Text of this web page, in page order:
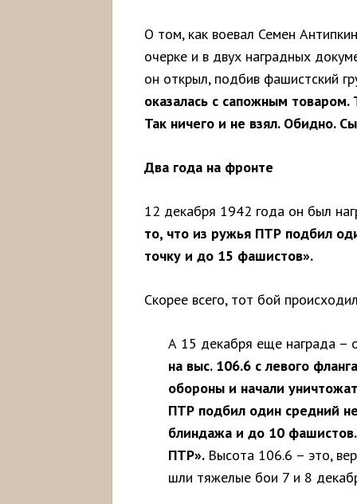
О том, как воевал Семен
очерке и в двух наградных
он открыл, подбив фашистский
оказалась с сапожным
Так ничего и не взял. Обидно.
Два года на фронте
12 декабря 1942 года он был
то, что из ружья ПТР подбил
точку и до 15 фашистов».
Скорее всего, тот бой
А 15 декабря еще награда –
на выс. 106.6 с левого
обороны и начали
ПТР подбил один средний
блиндажа и до 10
ПТР». Высота 106.6 – это,
шли тяжелые бои 7 и 8